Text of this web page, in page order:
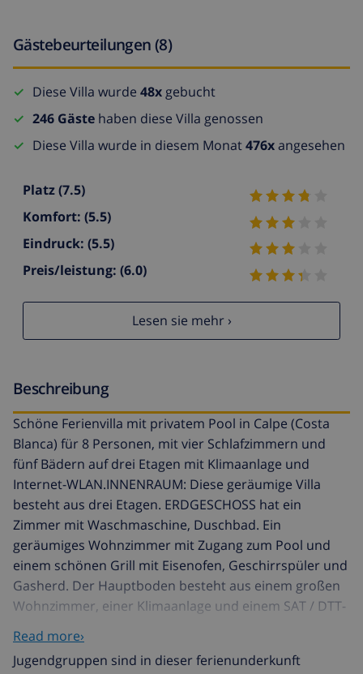
Gästebeurteilungen (8)
Diese Villa wurde 48xgebucht
246 Gäste haben diese Villa genossen
Diese Villa wurde in diesem Monat476xangesehen
Platz(7.5)
Komfort: (5.5)
Eindruck: (5.5)
Preis/leistung: (6.0)
Lesen sie mehr ›
Beschreibung
Schöne Ferienvilla mit privatem Pool in Calpe (Costa
Blanca) für 8 Personen, mit vier Schlafzimmern und
fünf Bädern auf drei Etagen mit Klimaanlage und
Internet-WLAN.INNENRAUM: Diese geräumige Villa
besteht aus drei Etagen. ERDGESCHOSS hat ein
Zimmer mit Waschmaschine, Duschbad. Ein
geräumiges Wohnzimmer mit Zugang zum Pool und
einem schönen Grill mit Eisenofen, Geschirrspüler und
Gasherd. Der Hauptboden besteht aus einem großen
Wohnzimmer, einer Klimaanlage und einem SAT / DTT-
einige einen Blick auf den Peñón de Ifach und den
Poolbereich bieten. Eine große unabhängige Küche,
Read more›
Jugendgruppen sind in dieser ferienunderkunft